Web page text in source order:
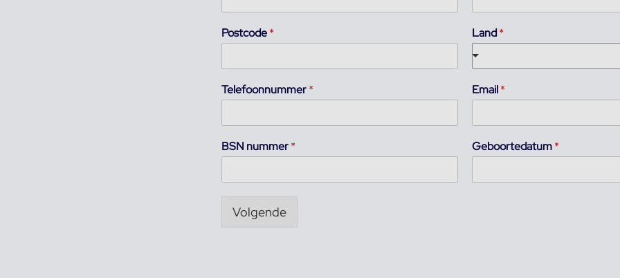
Postcode* Land*
Telefoonnummer* Email*
BSN nummer* Geboortedatum*
Volgende